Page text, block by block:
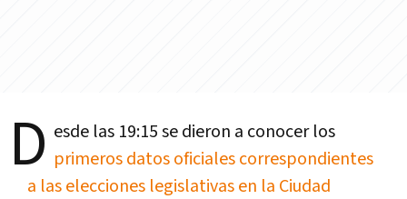
D esde las 19:15 se dieron a conocer los
primeros datos oficiales correspondientes
a las elecciones legislativas en la Ciudad